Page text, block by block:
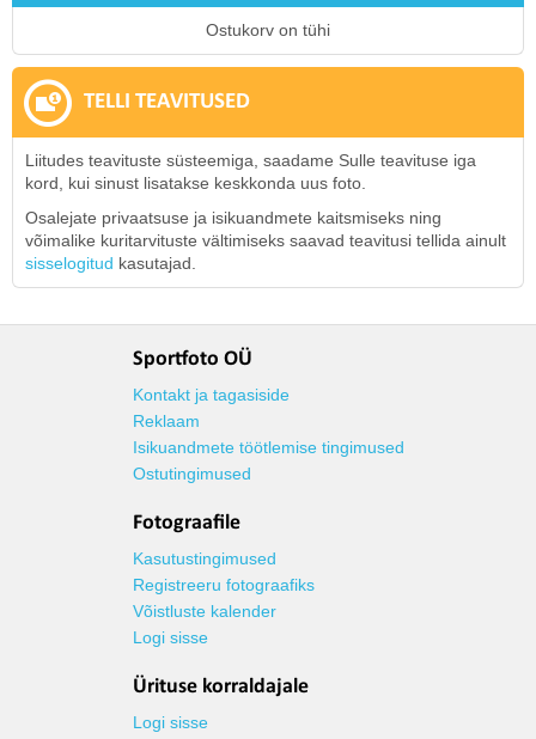
Ostukorv on tühi
TELLI TEAVITUSED
Liitudes teavituste süsteemiga, saadame Sulle teavituse iga
kord, kui sinust lisatakse keskkonda uus foto.
Osalejate privaatsuse ja isikuandmete kaitsmiseks ning
võimalike kuritarvituste vältimiseks saavad teavitusi tellida ainult
sisselogitud kasutajad.
Sportfoto OÜ
Kontakt ja tagasiside
Reklaam
Isikuandmete töötlemise tingimused
Ostutingimused
Fotograafile
Kasutustingimused
Registreeru fotograafiks
Võistluste kalender
Logi sisse
Ürituse korraldajale
Logi sisse